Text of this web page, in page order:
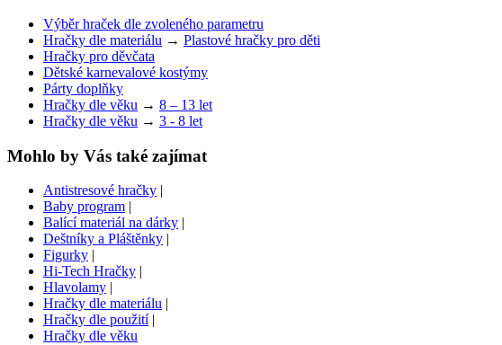
Výběr hraček dle zvoleného parametru
Hračky dle materiálu → Plastové hračky pro děti
Hračky pro děvčata
Dětské karnevalové kostýmy
Párty doplňky
Hračky dle věku → 8 – 13 let
Hračky dle věku → 3 - 8 let
Mohlo by Vás také zajímat
Antistresové hračky |
Baby program |
Balící materiál na dárky |
Deštníky a Pláštěnky |
Figurky |
Hi-Tech Hračky |
Hlavolamy |
Hračky dle materiálu |
Hračky dle použití|
Hračky dle věku